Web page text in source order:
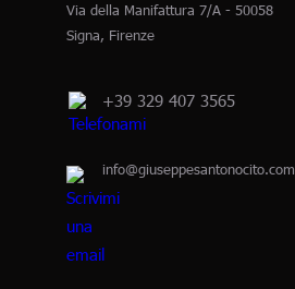
Via della Manifattura 7/A - 50058
Signa, Firenze
+39 329 407 3565
info@giuseppesantonocito.com